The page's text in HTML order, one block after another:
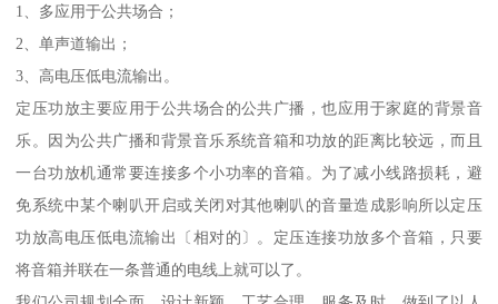
1、多应用于公共场合；
2、单声道输出；
3、高电压低电流输出。
定压功放主要应用于公共场合的公共广播，也应用于家庭的背景音
乐。因为公共广播和背景音乐系统音箱和功放的距离比较远，而且
一台功放机通常要连接多个小功率的音箱。为了减小线路损耗，避
免系统中某个喇叭开启或关闭对其他喇叭的音量造成影响所以定压
功放高电压低电流输出〔相对的〕。定压连接功放多个音箱，只要
将音箱并联在一条普通的电线上就可以了。